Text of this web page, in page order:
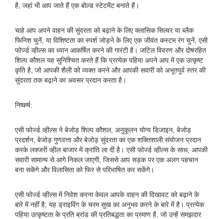
है, जहां भी आप जाते हैं एक बोल्ड स्टेटमेंट बनाते हैं।
चाहे आप अपने वाहन की सुंदरता को बढ़ाने के लिए क्लासिक सिल्वर या ब्लैक
फिनिश चुनें, या विशिष्टता का स्पर्श जोड़ने के लिए एक जीवंत कस्टम रंग चुनें, एसी
फोर्ज्ड व्हील्स का ध्यान आकर्षित करने की गारंटी है। जटिल विवरण और दोषरहित
शिल्प कौशल यह सुनिश्चित करते हैं कि प्रत्येक पहिया अपने आप में एक उत्कृष्ट
कृति है, जो आपकी शैली को व्यक्त करने और आपकी सवारी को अभूतपूर्व स्तर की
सुंदरता तक बढ़ाने का अवसर प्रदान करता है।
निष्कर्ष:
एसी फोर्ज्ड व्हील्स ने बेजोड़ शिल्प कौशल, अनुकूलन योग्य डिजाइन, बेजोड़
प्रदर्शन, बेजोड़ गुणवत्ता और बेजोड़ सुंदरता का एक शक्तिशाली संयोजन प्रदान
करके लक्जरी व्हील बाजार में क्रांति ला दी है। एसी फोर्ज्ड व्हील्स के साथ, आपकी
सवारी सामान्य से आगे निकल जाएगी, जिससे आप सड़क पर एक अलग पहचान
बना सकेंगे और विलासिता को फिर से परिभाषित कर सकेंगे।
एसी फोर्ज्ड व्हील्स में निवेश करना केवल आपके वाहन की दिखावट को बढ़ाने के
बारे में नहीं है; यह ड्राइविंग के चरम सुख का अनुभव करने के बारे में है। प्रत्येक
पहिया उत्कृष्टता के प्रति ब्रांड की प्रतिबद्धता का प्रमाण है, जो उन्हें समझदार